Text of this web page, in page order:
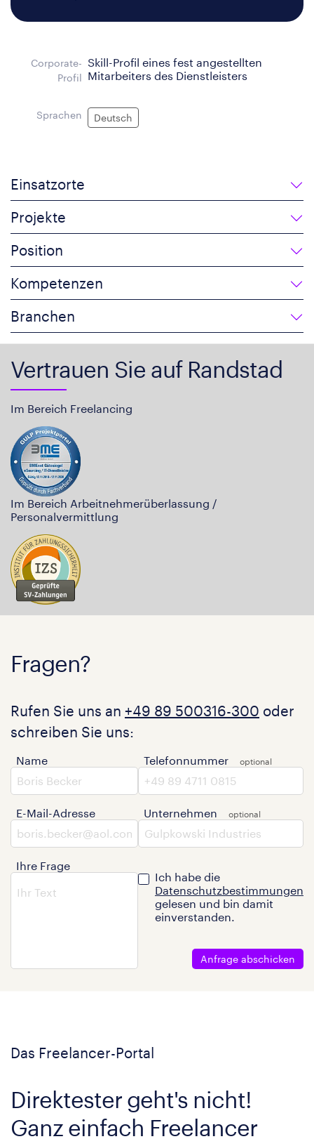
Corporate-
Profil
Skill-Profil eines fest angestellten
Mitarbeiters des Dienstleisters
Sprachen Deutsch
Einsatzorte
Projekte
Position
Kompetenzen
Branchen
Vertrauen Sie auf Randstad
Im Bereich Freelancing
Im Bereich Arbeitnehmerüberlassung /
Personalvermittlung
Fragen?
Rufen Sie uns an +49 89 500316-300 oder
schreiben Sie uns:
Name
E-Mail-Adresse
Ihre Frage
Telefonnummer
Unternehmen
Ich habe die
Datenschutzbestimmungen
gelesen und bin damit
einverstanden.
Anfrage abschicken
Das Freelancer-Portal
Direktester geht's nicht!
Ganz einfach Freelancer